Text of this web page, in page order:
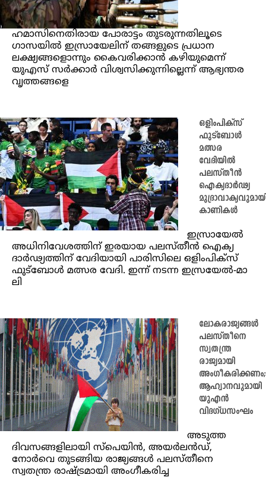
ഹമാസിനെതിരായ പോരാട്ടം തുടരുന്നതിലൂടെ
ഗാസയിൽ ഇസ്രായേലിന് തങ്ങളുടെ പ്രധാന
ലക്ഷ്യങ്ങളൊന്നും കൈവരിക്കാൻ കഴിയുമെന്ന്
യുഎസ് സർക്കാർ വിശ്വസിക്കുന്നില്ലെന്ന് ആഭ്യന്തര
വൃത്തങ്ങളെ
ഒളിംപിക്സ്
ഫുട്ബോൾ
മത്സര
വേദിയിൽ
പലസ്തീൻ
ഐക്യദാർഢ്യ
കാ​ണി​ക​ൾ
ഇസ്രായേൽ
അധിനിവേശത്തിന് ഇരയായ പലസ്തീൻ ഐക്യ
ദാർഢ്യത്തിന് വേദിയായി പാരിസിലെ ഒളിംപിക്സ്
ഫുട്ബോൾ മത്സര വേദി. ഇന്ന് നടന്ന ഇ​സ്രയേ​ൽ-​മാ​
ലി
ലോകരാജ്യങ്ങൾ
പലസ്തീനെ
സ്വതന്ത്ര
രാജ്യമായി
അംഗീകരിക്കണം;
ആഹ്വാനവുമായി
യുഎ‍ൻ
വിദഗ്ധസംഘം
അടുത്ത
ദിവസങ്ങളിലായി സ്പെയിന്‍, അയർലന്‍ഡ്,
നോർവെ തുടങ്ങിയ രാജ്യങ്ങള്‍ പലസ്തീനെ
സ്വതന്ത്ര രാഷ്ട്രമായി അംഗീകരിച്ച